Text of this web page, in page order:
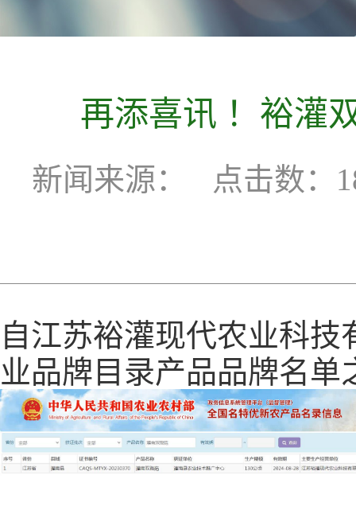
再添喜讯！裕灌
新闻来源： 点击数：
自江苏裕灌现代农业科
业品牌目录产品品牌名